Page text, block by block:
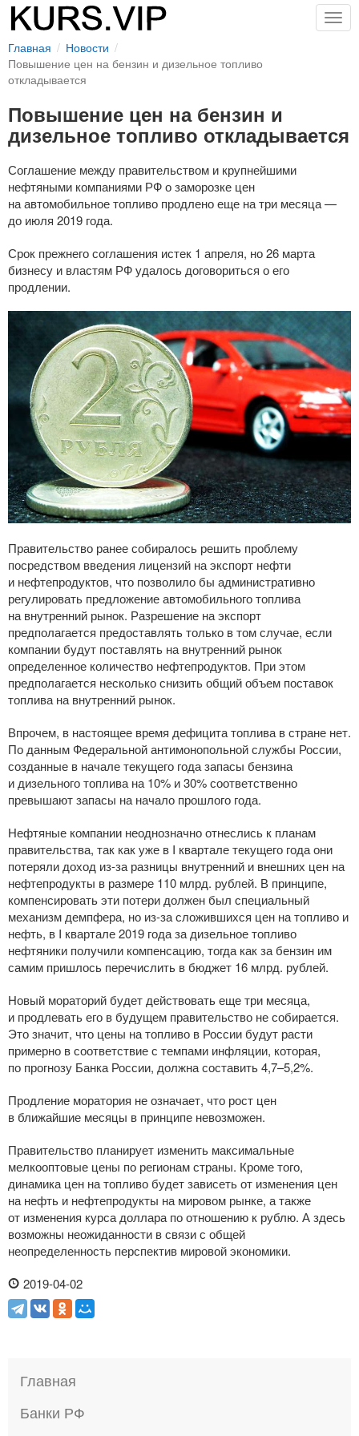
Главная
Новости
Повышение цен на бензин и дизельное топливо
откладывается
Повышение цен на бензин и
дизельное топливо откладывается
Соглашение между правительством и крупнейшими
нефтяными компаниями РФ о заморозке цен
на автомобильное топливо продлено еще на три месяца —
до июля 2019 года.
Срок прежнего соглашения истек 1 апреля, но 26 марта
бизнесу и властям РФ удалось договориться о его
продлении.
Правительство ранее собиралось решить проблему
посредством введения лицензий на экспорт нефти
и нефтепродуктов, что позволило бы административно
регулировать предложение автомобильного топлива
на внутренний рынок. Разрешение на экспорт
предполагается предоставлять только в том случае, если
компании будут поставлять на внутренний рынок
определенное количество нефтепродуктов. При этом
предполагается несколько снизить общий объем поставок
топлива на внутренний рынок.
Впрочем, в настоящее время дефицита топлива в стране нет.
По данным Федеральной антимонопольной службы России,
созданные в начале текущего года запасы бензина
и дизельного топлива на 10% и 30% соответственно
превышают запасы на начало прошлого года.
Нефтяные компании неоднозначно отнеслись к планам
правительства, так как уже в I квартале текущего года они
потеряли доход из-за разницы внутренний и внешних цен на
нефтепродукты в размере 110 млрд. рублей. В принципе,
компенсировать эти потери должен был специальный
механизм демпфера, но из-засложившихся цен на топливо и
нефть, в I квартале 2019 года за дизельное топливо
нефтяники получили компенсацию, тогда как за бензин им
самим пришлось перечислить в бюджет 16 млрд. рублей.
Новый мораторий будет действовать еще три месяца,
и продлевать его в будущем правительство не собирается.
Это значит, что цены на топливо в России будут расти
примерно в соответствие с темпами инфляции, которая,
по прогнозу Банка России, должна составить 4,7–5,2%.
Продление моратория не означает, что рост цен
в ближайшие месяцы в принципе невозможен.
Правительство планирует изменить максимальные
мелкооптовые цены по регионам страны. Кроме того,
динамика цен на топливо будет зависеть от изменения цен
на нефть и нефтепродукты на мировом рынке, а также
от изменения курса доллара по отношению к рублю. А здесь
возможны неожиданности в связи с общей
неопределенность перспектив мировой экономики.
2019-04-02
Главная
Банки РФ